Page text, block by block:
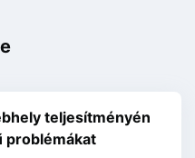
teljesítményén
problémákat